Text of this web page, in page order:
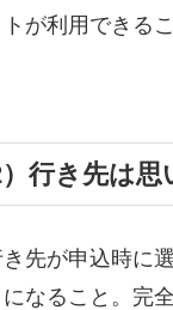
が利用できる
行き先は思
先が申込時に
なること。完